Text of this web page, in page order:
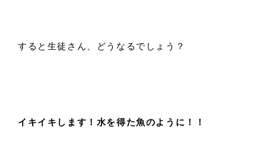
すると生徒さん、どうなるでしょう？
イキイキします！水を得た魚のように！！